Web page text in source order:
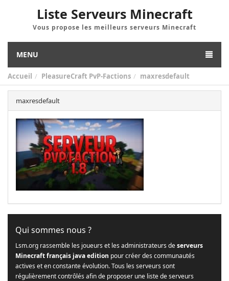
Liste Serveurs Minecraft
Vous propose les meilleurs serveurs Minecraft
MENU
Accueil PleasureCraft PvP-Factions maxresdefault
maxresdefault
Qui sommes nous ?
Lsm.org rassemble les joueurs et les administrateurs deserveurs
Minecraft français java edition pour créer des communautés
actives et en constante évolution. Tous les serveurs sont
régulièrement contrôlés afin de proposer une liste de serveurs